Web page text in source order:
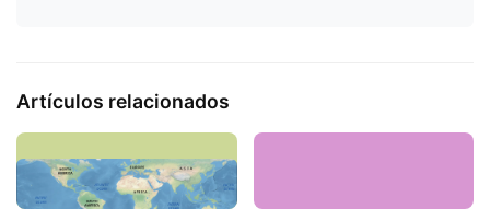
Artículos relacionados